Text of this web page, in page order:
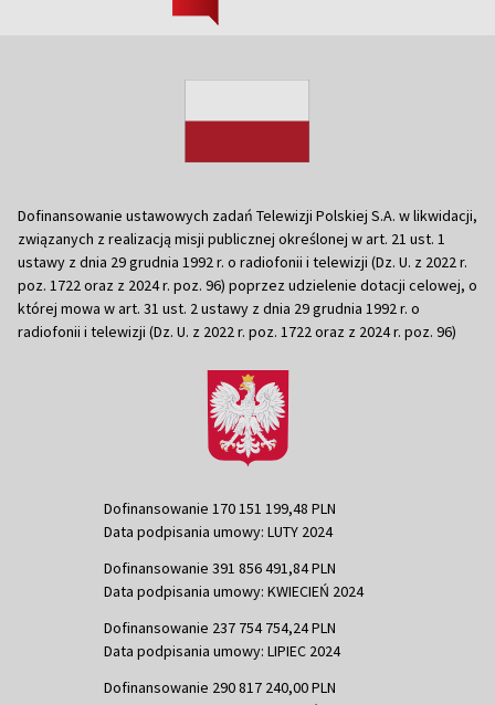
Dofinansowanie ustawowych zadań Telewizji Polskiej S.A. w likwidacji,
związanych z realizacją misji publicznej określonej w art. 21 ust. 1
ustawy z dnia 29 grudnia 1992 r. o radiofonii i telewizji (Dz. U. z 2022 r.
poz. 1722 oraz z 2024 r. poz. 96) poprzez udzielenie dotacji celowej, o
której mowa w art. 31 ust. 2 ustawy z dnia 29 grudnia 1992 r. o
radiofonii i telewizji (Dz. U. z 2022 r. poz. 1722 oraz z 2024 r. poz. 96)
Dofinansowanie 170 151 199,48 PLN
Data podpisania umowy: LUTY 2024
Dofinansowanie 391 856 491,84 PLN
Data podpisania umowy: KWIECIEŃ 2024
Dofinansowanie 237 754 754,24 PLN
Data podpisania umowy: LIPIEC 2024
Dofinansowanie 290 817 240,00 PLN